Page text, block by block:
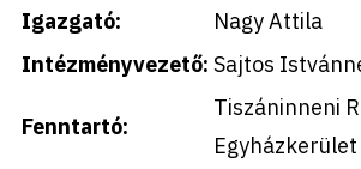
Igazgató:
Nagy Attila
Intézményvezető: Sajtos
Fenntartó:
Tiszáninneni
Egyházkerület